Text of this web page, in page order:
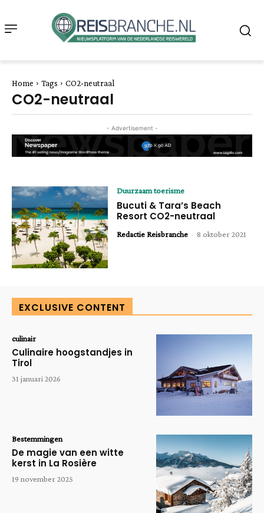
Home Tags CO2-neutraal
CO2-neutraal
- Advertisement -
Duurzaam toerisme
Bucuti & Tara’s Beach
Resort CO2-neutraal
Redactie Reisbranche - 8 oktober 2021
EXCLUSIVE CONTENT
culinair
Culinaire hoogstandjes in
Tirol
31 januari 2026
Bestemmingen
De magie van een witte
kerst in La Rosière
19 november 2025